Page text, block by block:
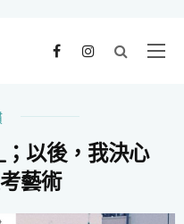
；以後，我決心
考藝術